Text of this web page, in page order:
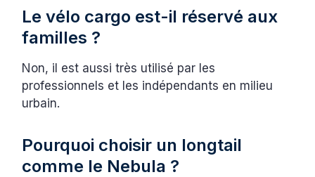
Le vélo cargo est-il réservé aux
familles ?
Non, il est aussi très utilisé par les
professionnels et les indépendants en milieu
urbain.
Pourquoi choisir un longtail
comme le Nebula ?